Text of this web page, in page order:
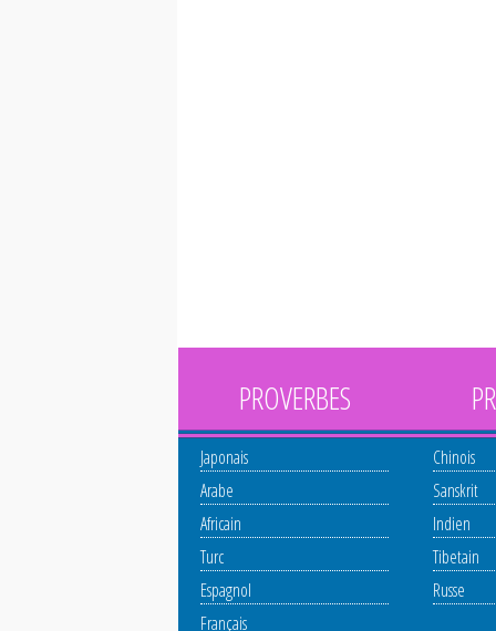
PROVERBES
Japonais
Arabe
Africain
Turc
Espagnol
Français
Chinois
Sanskrit
Indien
Tibetain
Russe